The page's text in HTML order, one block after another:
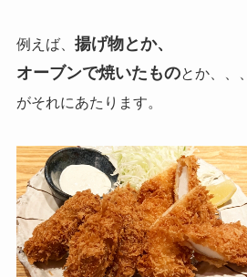
例えば、 揚げ物とか、
オーブンで焼いたものとか、、、
がそれにあたります。